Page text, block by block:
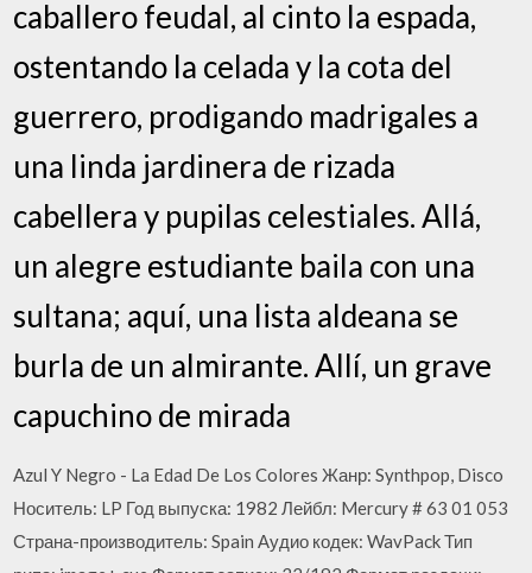
caballero feudal, al cinto la espada,
ostentando la celada y la cota del
guerrero, prodigando madrigales a
una linda jardinera de rizada
cabellera y pupilas celestiales. Allá,
un alegre estudiante baila con una
sultana; aquí, una lista aldeana se
burla de un almirante. Allí, un grave
capuchino de mirada
Azul Y Negro - La Edad De Los Colores Жанр: Synthpop, Disco
Носитель: LP Год выпуска: 1982 Лейбл: Mercury # 63 01 053
Страна-производитель: Spain Аудио кодек: WavPack Тип